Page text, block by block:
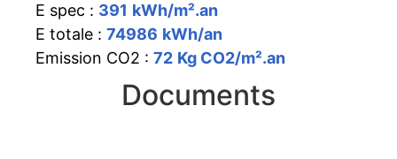
E spec : 391 kWh/m².an
E totale : 74986 kWh/an
Emission CO2 : 72 Kg CO2/m².an
Documents